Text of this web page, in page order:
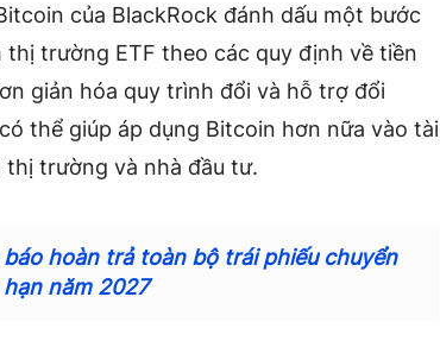
của BlackRock đánh dấu một bước
trường ETF theo các quy định về tiền
giản hóa quy trình đổi và hỗ trợ đổi
thể giúp áp dụng Bitcoin hơn nữa vào tài
trường và nhà đầu tư.
hoàn trả toàn bộ trái phiếu chuyển
năm 2027